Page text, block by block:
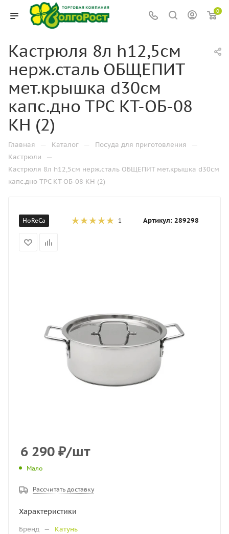
0
Кастрюля 8л h12,5см
нерж.сталь ОБЩЕПИТ
мет.крышка d30см
капс.дно ТРС КТ-ОБ-08
КН (2)
Главная — Каталог — Посуда для приготовления —
Кастрюли —
Кастрюля 8л h12,5см нерж.сталь ОБЩЕПИТ мет.крышка d30см
капс.дно ТРС КТ-ОБ-08 КН (2)
HoReCa 1 Артикул: 289298
6 290 ₽/шт
Мало
Рассчитать доставку
Характеристики
Бренд —
Катунь